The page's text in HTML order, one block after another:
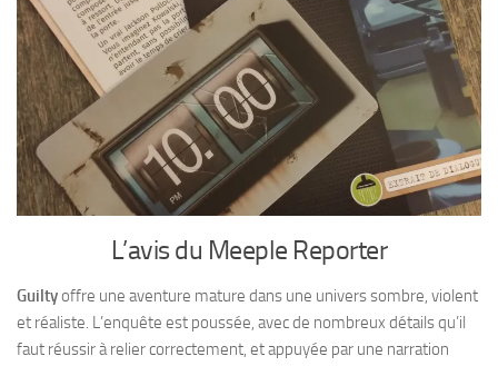
L’avis du Meeple Reporter
Guiltyoffre une aventure mature dans une univers sombre, violent
et réaliste. L’enquête est poussée, avec de nombreux détails qu’il
faut réussir à relier correctement, et appuyée par une narration